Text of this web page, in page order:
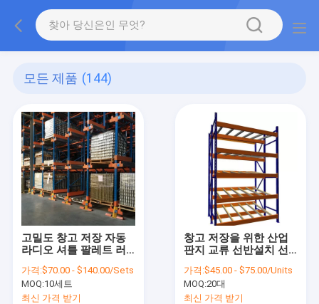
모든 제품 (144)
고밀도 창고 저장 자동
라디오 셔틀 팔레트 러
가격:$70.00 - $140.00/Sets
MOQ:10세트
최신 가격 받기
창고 저장을 위한 산업
판지 교류 선반설치 선
가격:$45.00 - $75.00/Units
MOQ:20대
최신 가격 받기